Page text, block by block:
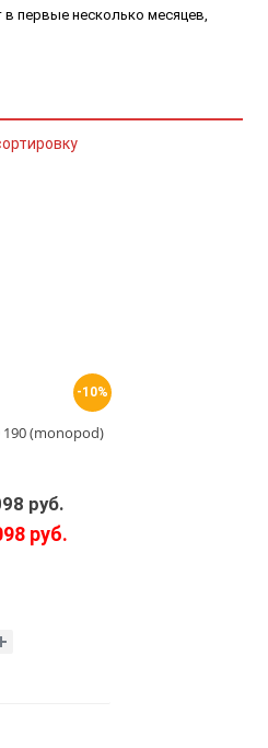
в первые несколько месяцев,
-10%
(monopod)
руб.
руб.